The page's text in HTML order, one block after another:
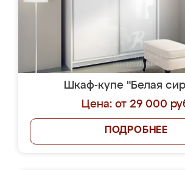
Шкаф-купе "Белая
Цена: от 29 000
ПОДРОБНЕЕ